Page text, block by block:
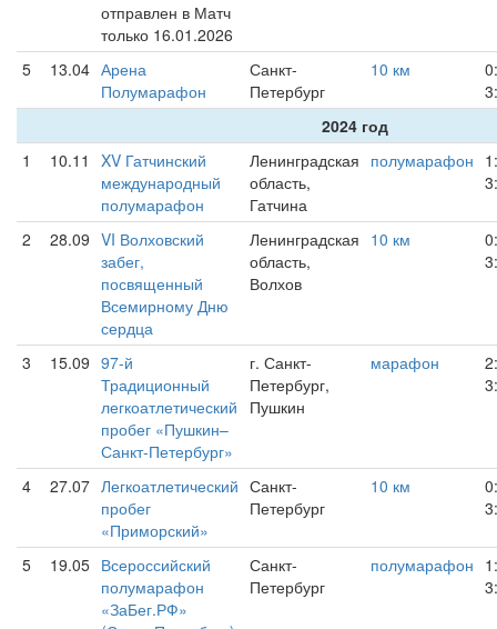
отправлен в Матч
только 16.01.2026
5 13.04 Арена
Полумарафон
Санкт-
Петербург
10 км
2024 год
1
10.11
XV Гатчинский
международный
полумарафон
Ленинградская
область,
Гатчина
полумарафон
2 28.09 VI Волховский
забег,
посвященный
Всемирному Дню
сердца
Ленинградская
область,
Волхов
10 км
3 15.09 97-й
Традиционный
легкоатлетический
пробег «Пушкин–
Санкт-Петербург»
г. Санкт-
Петербург,
Пушкин
марафон
4 27.07 Легкоатлетический
пробег
«Приморский»
Санкт-
Петербург
10 км
5 19.05 Всероссийский
полумарафон
«ЗаБег.РФ»
Санкт-
Петербург
полумарафон